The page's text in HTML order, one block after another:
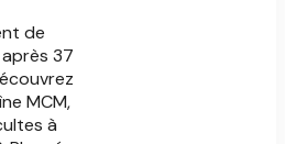
de
37
MCM,
à